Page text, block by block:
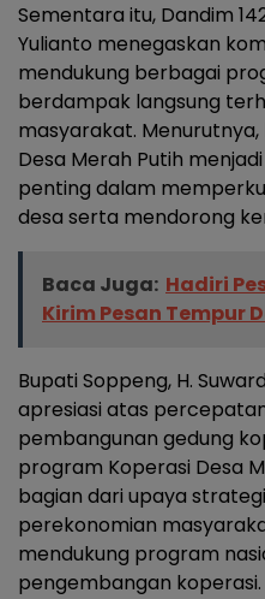
Sementara itu, Dandim
Yulianto menegaskan
mendukung berbagai
berdampak langsung
masyarakat.
Desa Merah Putih
penting dalam
desa serta mendorong
Baca Juga: Hadiri
Kirim Pesan Tempur
Bupati Soppeng, H.
apresiasi atas
pembangunan gedung
program Koperasi Desa
bagian dari upaya
perekonomian
mendukung program
pengembangan koperasi.